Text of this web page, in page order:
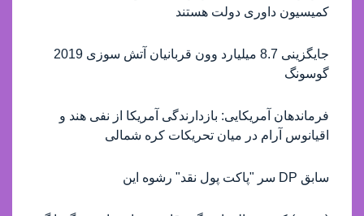
کمیسیون داوری دولت هستند
جایگزینی 8.7 میلیارد وون قربانیان آتش سوزی 2019
گوسونگ
فرماندهان آمریکایی: بازدارندگی آمریکا از نفی هند و
اقیانوس آرام در میان تحریکات کره شمالی
سابق DP سر "پاکت پول نقد" رشوه این